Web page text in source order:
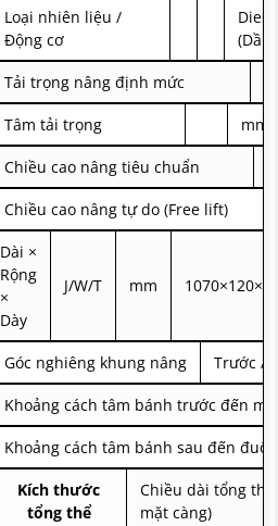
Loại nhiên liệu /
Động cơ
(Dầu)
Tải trọng nâng định mức
Tâm tải trọng mm
Chiều cao nâng tiêu chuẩn
Chiều cao nâng tự do (Free lift)
Dài ×
Rộng
×
Dày
J/W/T mm
Góc nghiêng khung nâng Trước /
Khoảng cách tâm bánh trước đến
Khoảng cách tâm bánh sau đến đuôi
Kích thước
tổng thể
Chiều dài tổng
mặt càng)